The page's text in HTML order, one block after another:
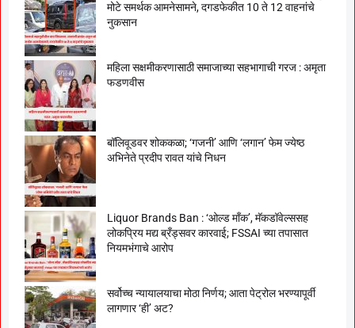
मोटे समर्थक आमनेसामने, दगडफेकीत 10 ते 12 वाहनांचे
नुकसान
महिला सक्षमीकरणासाठी समाजाच्या सहभागाची गरज : अमृता
फडणवीस
बॉलिवूडवर शोककळा; ‘गजनी’ आणि ‘लगान’ फेम ज्येष्ठ
अभिनेते प्रदीप रावत यांचे निधन
Liquor Brands Ban : ‘ओल्ड मॉंक’, मॅकडॉवेल्ससह
लोकप्रिय मद्य ब्रँड्सवर कारवाई; FSSAI च्या तपासात
नियमभंगाचे आरोप
सर्वोच्च न्यायालयाचा मोठा निर्णय; आता पेट्रोल भरण्यापूर्वी
लागणार ‘ही’ अट?